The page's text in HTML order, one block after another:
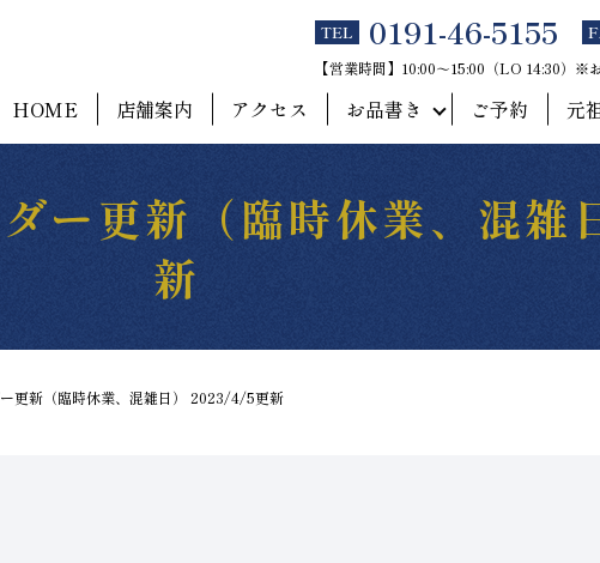
TEL 0191-46-5155
【営業時間】10:00～15:00（LO 14:30）※
HOME 店舗案内 アクセス お品書き ご予約 元
ダー更新（臨時休業、混
新
更新（臨時休業、混雑日） 2023/4/5更新